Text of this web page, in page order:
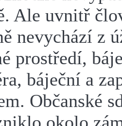
Ale uvnitř
nevychází z
prostředí,
báječní a
Občanské